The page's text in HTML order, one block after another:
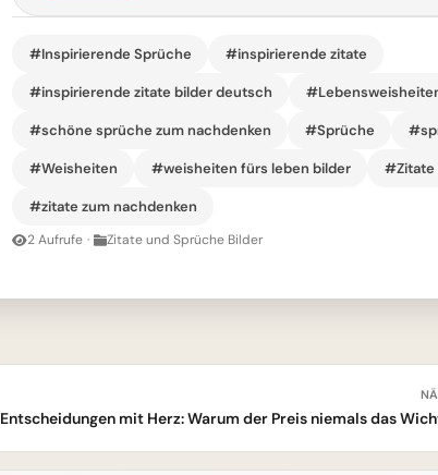
#Inspirierende Sprüche #inspirierende zitate
#inspirierende zitate bilder deutsch
#schöne sprüche zum nachdenken #Sprüche
#Weisheiten #weisheiten fürs leben bilder #Zitate
#zitate zum nachdenken
2 Aufrufe · Zitate und Sprüche Bilder
Entscheidungen mit Herz: Warum der Preis niemals das